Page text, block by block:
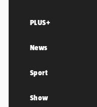
PLUS+
News
Sport
Show